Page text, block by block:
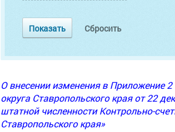
О внесении изменения в Приложение
округа Ставропольского края от 22
штатной численности Контрольно-
Ставропольского края»